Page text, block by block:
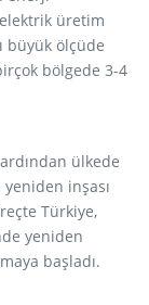
üretim
büyük ölçüde
bölgede 3-4
ülkede
yeniden inşası
Türkiye,
yeniden
başladı.